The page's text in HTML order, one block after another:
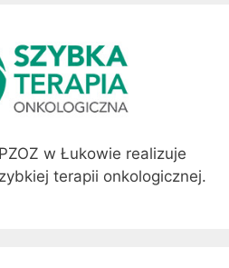
w Łukowie realizuje
terapii onkologicznej.